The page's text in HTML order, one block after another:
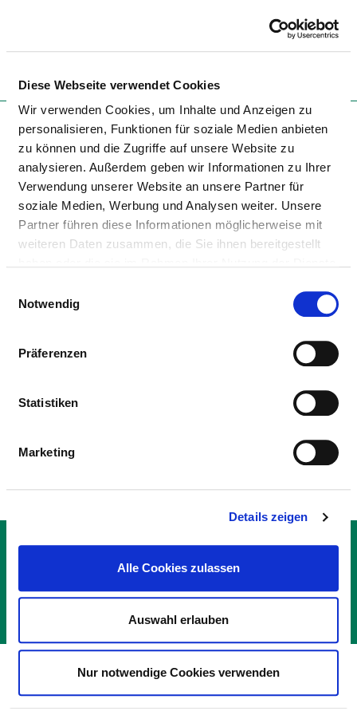
Diese Webseite verwendet Cookies
Wir verwenden Cookies, um Inhalte und Anzeigen zu
personalisieren, Funktionen für soziale Medien anbieten
zu können und die Zugriffe auf unsere Website zu
analysieren. Außerdem geben wir Informationen zu Ihrer
Verwendung unserer Website an unsere Partner für
soziale Medien, Werbung und Analysen weiter. Unsere
Partner führen diese Informationen möglicherweise mit
weiteren Daten zusammen, die Sie ihnen bereitgestellt
Notwendig
Präferenzen
Statistiken
Marketing
Details zeigen
Alle Cookies zulassen
Auswahl erlauben
Nur notwendige Cookies verwenden
Zur Krankenhaus-Startseite
TAGESKLINIK PEINE
AUSSTATTUNG
AUSSTATTUNG
NOTFALL­
VERFÜGBARKEIT
© DEUTSCHE KRANKENHAUS GESELLSCHAFT 2026
KONTAKT